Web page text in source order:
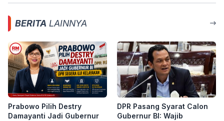
BERITA LAINNYA
Prabowo Pilih Destry
Damayanti Jadi Gubernur
DPR Pasang Syarat Calon
Gubernur BI: Wajib